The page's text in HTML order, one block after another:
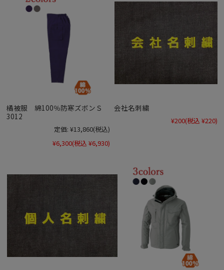
橘被服 綿100％防寒ズボンＳ
3012
定価: ¥13,860(税込)
¥6,300(税込 ¥6,930)
会社名刺繍
¥200(税込 ¥220)